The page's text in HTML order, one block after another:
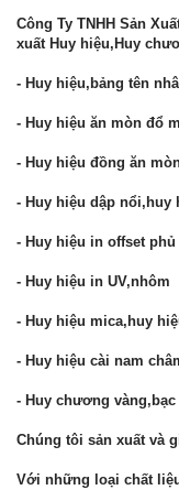
Công Ty TNHH Sản
xuất Huy hiệu,Huy
- Huy hiệu,bảng tên
- Huy hiệu ăn mòn đổ
- Huy hiệu đồng ăn
- Huy hiệu dập nổi,huy
- Huy hiệu in offset
- Huy hiệu in UV,nhôm
- Huy hiệu mica,huy
- Huy hiệu cài nam
- Huy chương vàng,bạc
Chúng tôi sản xuất và
Với những loại chất